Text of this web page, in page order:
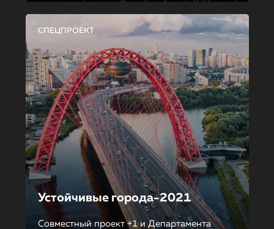
СПЕЦПРОЕКТ
Устойчивые города-2021
Совместный проект +1 и Департамента